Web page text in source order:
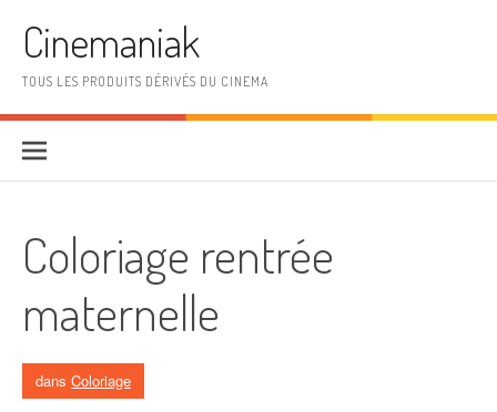
Cinemaniak
TOUS LES PRODUITS DÉRIVÉS DU CINEMA
Coloriage rentrée
maternelle
dans Coloriage